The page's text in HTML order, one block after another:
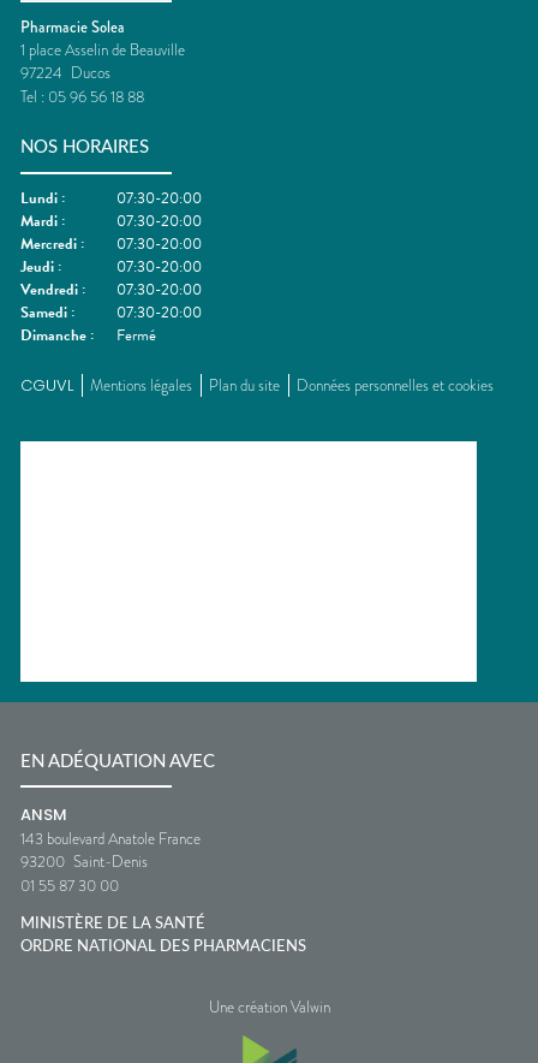
Pharmacie Solea
1 place Asselin de Beauville
97224 Ducos
Tel : 05 96 56 18 88
NOS HORAIRES
Lundi :
07:30-20:00
Mardi :
07:30-20:00
Mercredi :
07:30-20:00
Jeudi :
07:30-20:00
Vendredi :
07:30-20:00
Samedi :
07:30-20:00
Dimanche : Fermé
CGUVL Mentions légales Plan du site Données personnelles et cookies
EN ADÉQUATION AVEC
ANSM
143 boulevard Anatole France
93200 Saint-Denis
01 55 87 30 00
MINISTÈRE DE LA SANTÉ
ORDRE NATIONAL DES PHARMACIENS
Une création Valwin